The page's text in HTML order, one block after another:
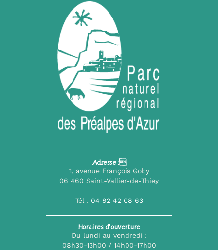
Adresse :
1, avenue François Goby
06 460 Saint-Vallier-de-Thiey
Tél : 04 92 42 08 63
Horaires d’ouverture
Du lundi au vendredi :
08h30-13h00 / 14h00-17h00